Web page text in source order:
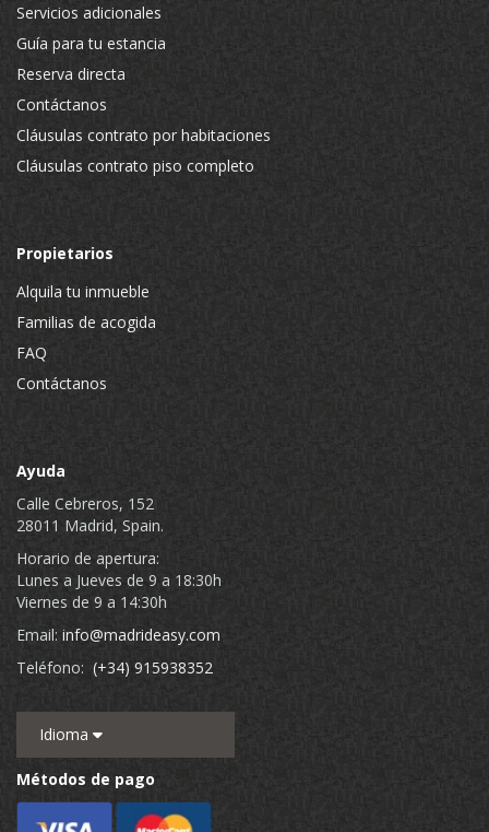
Servicios adicionales
Guía para tu estancia
Reserva directa
Contáctanos
Cláusulas contrato por habitaciones
Cláusulas contrato piso completo
Propietarios
Alquila tu inmueble
Familias de acogida
FAQ
Contáctanos
Ayuda
Calle Cebreros, 152
28011 Madrid, Spain.
Horario de apertura:
Lunes a Jueves de 9 a 18:30h
Viernes de 9 a 14:30h
Email: info@madrideasy.com
Teléfono: (+34) 915938352
Idioma
Métodos de pago